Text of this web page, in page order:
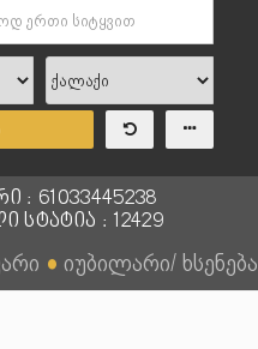
: 61033445238
სტატია : 12429
● იუბილარი/ ხსენება